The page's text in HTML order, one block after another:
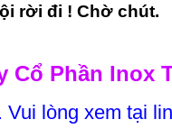
rời đi ! Chờ chút.
Phần Inox
Vui lòng xem tại